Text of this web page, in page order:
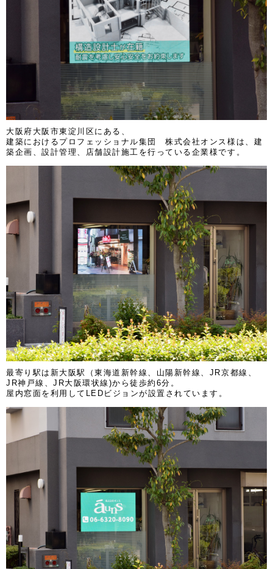
大阪府大阪市東淀川区にある、
建築におけるプロフェッショナル集団 株式会社オンス様は、建
築企画、設計管理、店舗設計施工を行っている企業様です。
最寄り駅は新大阪駅（東海道新幹線、山陽新幹線、JR京都線、
JR神戸線、JR大阪環状線)から徒歩約6分。
屋内窓面を利用してLEDビジョンが設置されています。